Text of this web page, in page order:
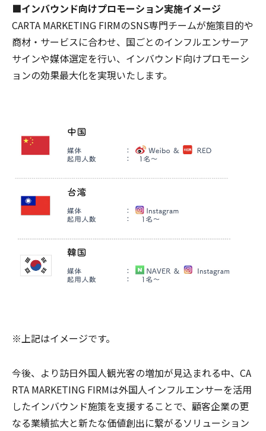
■インバウンド向けプロモーション実施イメージ
CARTA MARKETING FIRMのSNS専門チームが施策目的や
商材・サービスに合わせ、国ごとのインフルエンサーア
サインや媒体選定を行い、インバウンド向けプロモーシ
ョンの効果最大化を実現いたします。
※上記はイメージです。
今後、より訪日外国人観光客の増加が見込まれる中、CA
RTA MARKETING FIRMは外国人インフルエンサーを活用
したインバウンド施策を支援することで、顧客企業の更
なる業績拡大と新たな価値創出に繋がるソリューション